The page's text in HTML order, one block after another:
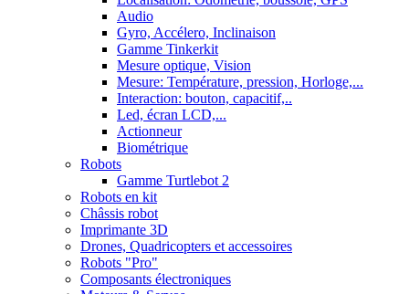
Audio
Gyro, Accélero, Inclinaison
Gamme Tinkerkit
Mesure optique, Vision
Mesure: Température, pression, Horloge,...
Interaction: bouton, capacitif,..
Led, écran LCD,...
Actionneur
Biométrique
Robots
Gamme Turtlebot 2
Robots en kit
Châssis robot
Imprimante 3D
Drones, Quadricopters et accessoires
Robots "Pro"
Composants électroniques